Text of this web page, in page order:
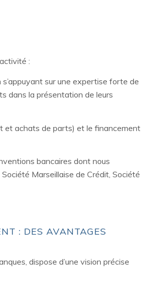
:
s’appuyant sur une expertise forte de
dans la présentation de leurs
et achats de parts) et le financement
bancaires dont nous
Marseillaise de Crédit, Société
: DES AVANTAGES
dispose d’une vision précise